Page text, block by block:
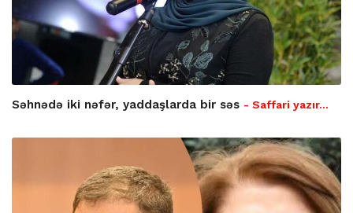
Səhnədə iki nəfər, yaddaşlarda bir səs - Saffari yazır…